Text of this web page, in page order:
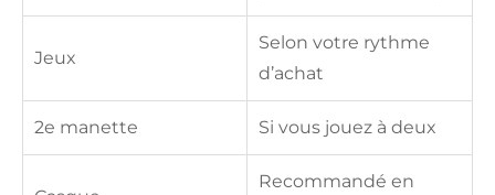
Jeux
Selon votre rythme
d’achat
2e manette Si vous jouez à deux
Recommandé en